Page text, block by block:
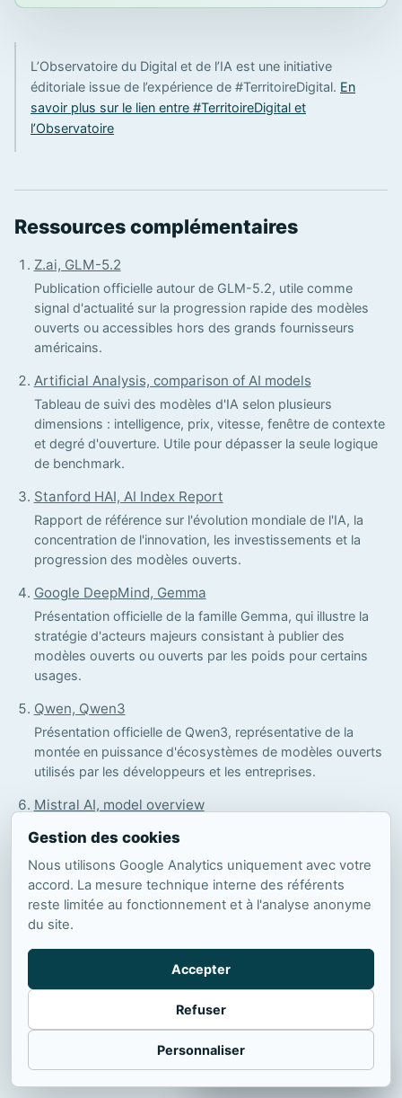
L’Observatoire du Digital et de l’IA est une initiative
éditoriale issue de l’expérience de #TerritoireDigital. En
savoir plus sur le lien entre #TerritoireDigital et
l’Observatoire
Ressources complémentaires
Z.ai, GLM-5.2
Publication officielle autour de GLM-5.2, utile comme
signal d'actualité sur la progression rapide des modèles
ouverts ou accessibles hors des grands fournisseurs
américains.
Artificial Analysis, comparison of AI models
Tableau de suivi des modèles d'IA selon plusieurs
dimensions : intelligence, prix, vitesse, fenêtre de contexte
et degré d'ouverture. Utile pour dépasser la seule logique
de benchmark.
Stanford HAI, AI Index Report
Rapport de référence sur l'évolution mondiale de l'IA, la
concentration de l'innovation, les investissements et la
progression des modèles ouverts.
Google DeepMind, Gemma
Présentation officielle de la famille Gemma, qui illustre la
stratégie d'acteurs majeurs consistant à publier des
modèles ouverts ou ouverts par les poids pour certains
usages.
Qwen, Qwen3
Présentation officielle de Qwen3, représentative de la
montée en puissance d'écosystèmes de modèles ouverts
utilisés par les développeurs et les entreprises.
Mistral AI, model overview
Documentation officielle sur les modèles Mistral, dont
plusieurs modèles ouverts ou déployables localement,
utile pour les arbitrages européens.
Meta, Llama
Portail officiel de la famille Llama, l'un des écosystèmes de
développeurs et les intégrateurs.
Espace de comparaison communautaire des modèles
comme une vérité unique sur la performance.
Gestion des cookies
Nous utilisons Google Analytics uniquement avec votre
accord. La mesure technique interne des référents
reste limitée au fonctionnement et à l'analyse anonyme
du site.
Accepter
Refuser
Personnaliser